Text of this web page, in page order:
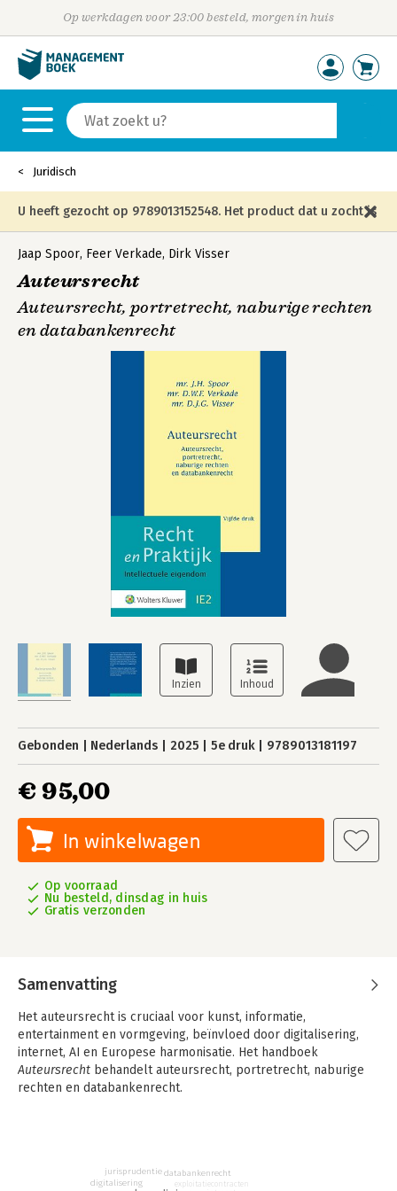
Op werkdagen voor 23:00 besteld, morgen in huis
Juridisch
U heeft gezocht op 9789013152548. Het product dat u zocht is
niet meer in die editie leverbaar en is vervangen door de
onderstaande editie.
Jaap Spoor, Feer Verkade, Dirk Visser
Auteursrecht
Auteursrecht, portretrecht, naburige rechten
en databankenrecht
Gebonden Nederlands 2025 5e druk 9789013181197
€ 95,00
In winkelwagen
Op voorraad
Nu besteld, dinsdag in huis
Gratis verzonden
Samenvatting
Het auteursrecht is cruciaal voor kunst, informatie,
entertainment en vormgeving, beïnvloed door digitalisering,
internet, AI en Europese harmonisatie. Het handboek
Auteursrecht behandelt auteursrecht, portretrecht, naburige
rechten en databankenrecht.
vormgeving. Het rechtsgebied staat sterk onder invloed van
digitalisering
jurisprudentiedatabankenrecht
exploitatiecontracten